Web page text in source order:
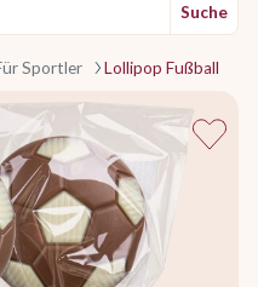
Suche
Sportler Lollipop Fußball